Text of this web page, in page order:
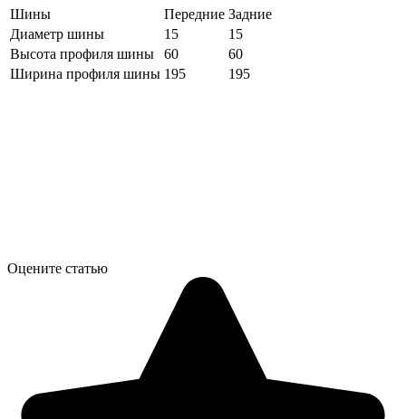
Шины
Передние Задние
Диаметр шины
15
15
Высота профиля шины
60
60
Ширина профиля шины 195 195
Оцените статью